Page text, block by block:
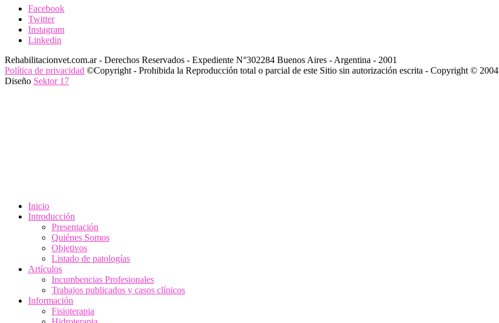
Facebook
Twitter
Instagram
Linkedin
Rehabilitacionvet.com.ar - Derechos Reservados - Expediente N°302284 Buenos Aires - Argentina - 2001
Política de privacidad ©Copyright - Prohibida la Reproducción total o parcial de este Sitio sin autorización escrita - Copyright © 2004
Diseño Sektor 17
Inicio
Introducción
Presentación
Quiénes Somos
Objetivos
Listado de patologías
Artículos
Incumbencias Profesionales
Trabajos publicados y casos clínicos
Información
Fisioterapia